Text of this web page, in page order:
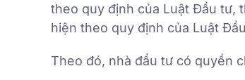
theo quy định của Luật Đầu tư,
hiện theo quy định của Luật
Theo đó, nhà đầu tư có quyền